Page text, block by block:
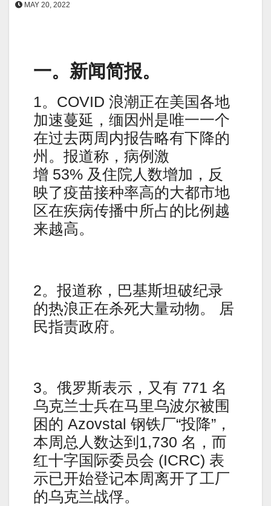
MAY 20, 2022
一。新闻简报。
1。COVID 浪潮正在美国各地
加速蔓延，缅因州是唯一一个
在过去两周内报告略有下降的
州。报道称，病例激
增 53% 及住院人数增加，反
映了疫苗接种率高的大都市地
区在疾病传播中所占的比例越
来越高。
2。报道称，巴基斯坦破纪录
的热浪正在杀死大量动物。 居
民指责政府。
3。俄罗斯表示，又有 771 名
乌克兰士兵在马里乌波尔被围
困的 Azovstal 钢铁厂“投降”，
本周总人数达到1,730 名，而
红十字国际委员会 (ICRC) 表
示已开始登记本周离开了工厂
的乌克兰战俘。